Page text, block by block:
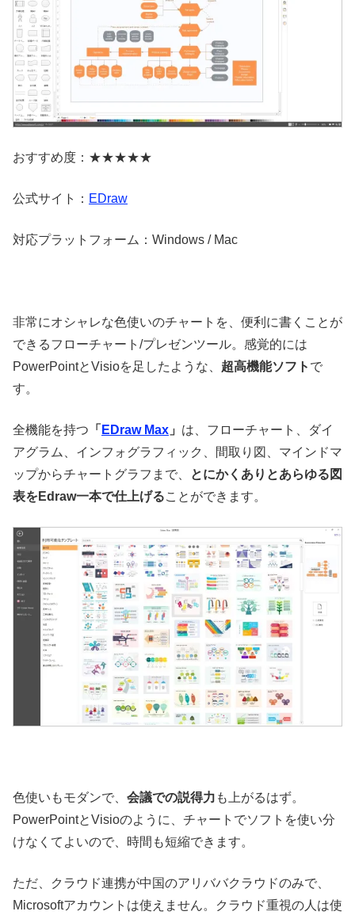
おすすめ度：★★★★★
公式サイト： EDraw
対応プラットフォーム：Windows / Mac
非常にオシャレな色使いのチャートを、便利に書くことが
できるフローチャート/プレゼンツール。感覚的には
PowerPointとVisioを足したような、 超高機能ソフト で
す。
全機能を持つ 「 EDraw Max 」 は、フローチャート、ダイ
アグラム、インフォグラフィック、間取り図、マインドマ
ップからチャートグラフまで、
とにかくありとあらゆる図
表をEdraw一本で仕上げることができます。
色使いもモダンで、 会議での説得力 も上がるはず。
PowerPointとVisioのように、チャートでソフトを使い分
けなくてよいので、時間も短縮できます。
ただ、クラウド連携が中国のアリババクラウドのみで、
Microsoftアカウントは使えません。クラウド重視の人は使